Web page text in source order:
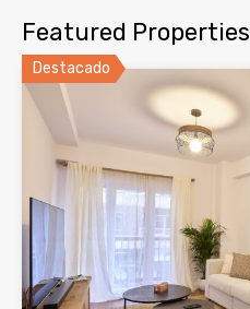
Featured Properties
Destacado